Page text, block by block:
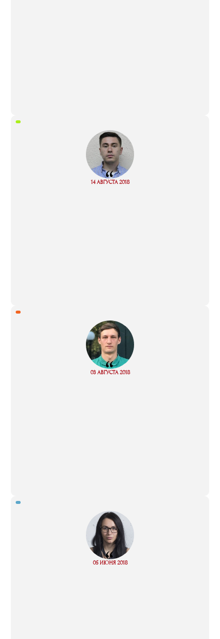
“
14 АВГУСТА 2018
Read
“
03 АВГУСТА 2018
Read
“
05 ИЮНЯ 2018
Read